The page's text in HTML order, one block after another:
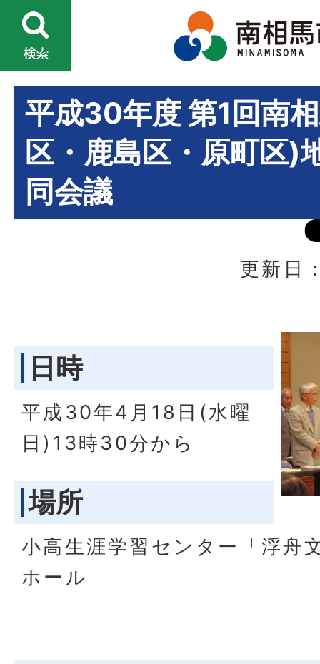
平成30年度 第1回南
区・鹿島区・原町区)
同会議
更新日
日時
平成30年4月18日(水曜
日)13時30分から
場所
小高生涯学習センター「浮舟
ホール